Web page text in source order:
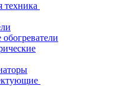
техника